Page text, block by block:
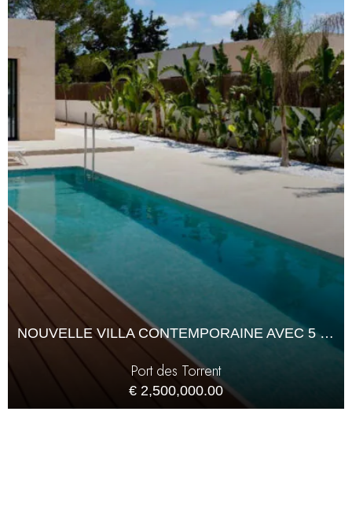
NOUVELLE VILLA CONTEMPORAINE AVEC 5 CHAMBRES
Port des Torrent
€ 2,500,000.00